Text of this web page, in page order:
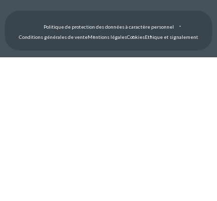
Politique de protection des données à caractère personnel
Conditions générales de venteMentions légalesCookiesEthique et signalement